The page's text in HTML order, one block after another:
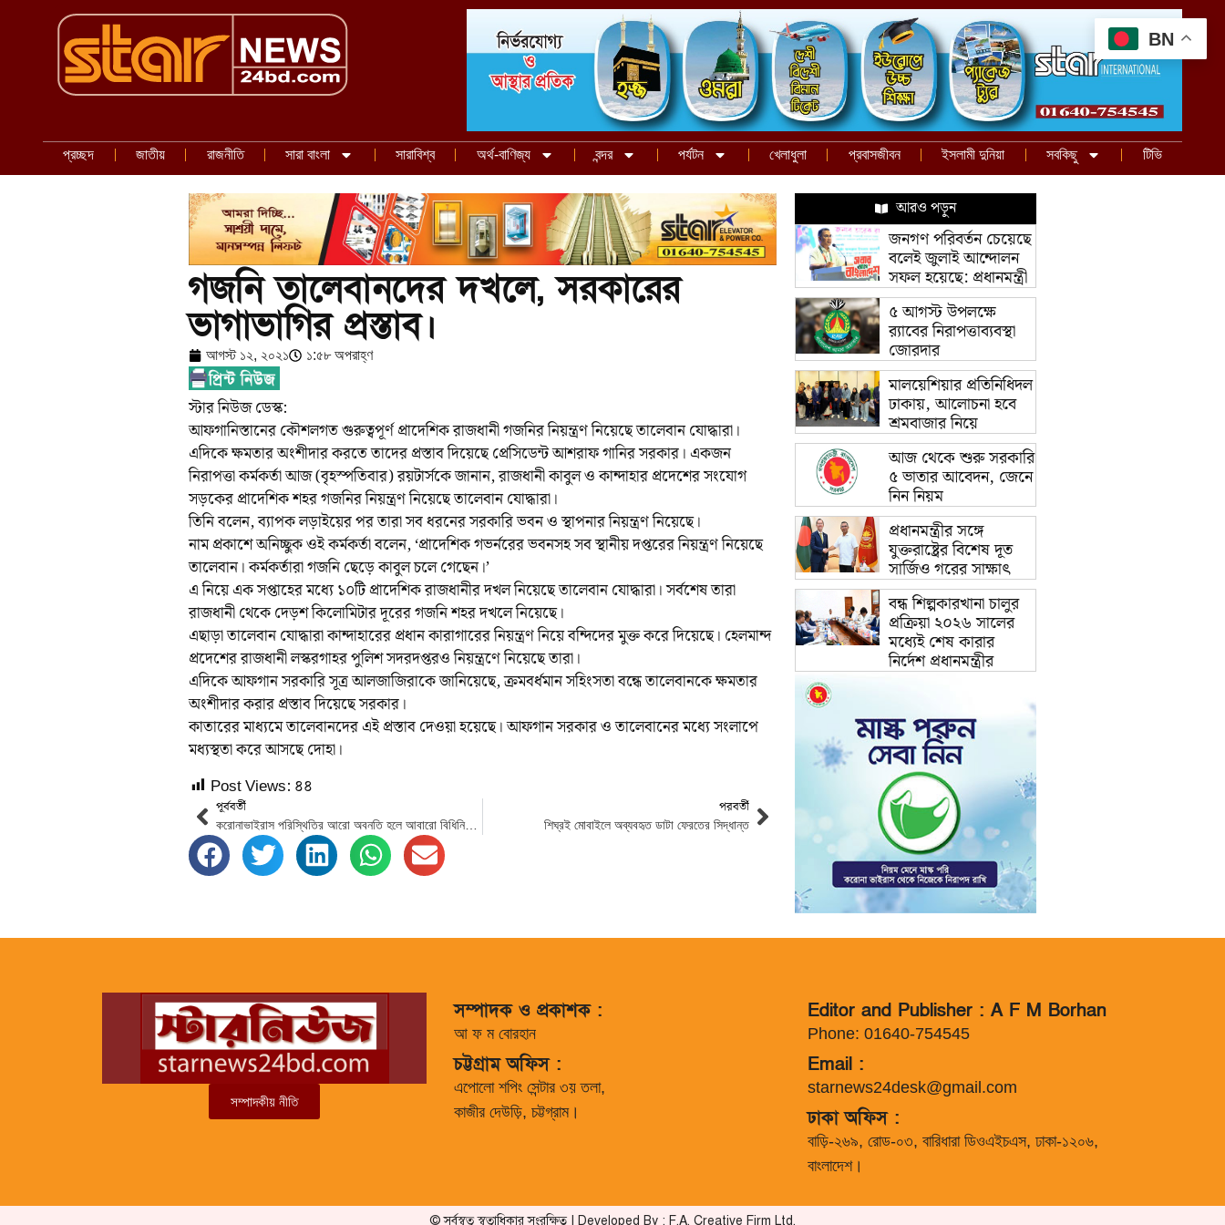
প্রচ্ছদ জাতীয় রাজনীতি সারা বাংলা সারাবিশ্ব অর্থ-বাণিজ্য বন্দর পর্যটন খেলাধুলা প্রবাসজীবন ইসলামী দুনিয়া সবকিছু টিভি
গজনি তালেবানদের দখলে, সরকারের
ভাগাভাগির প্রস্তাব।
আগস্ট ১২, ২০২১ ১:৫৮ অপরাহ্ণ
স্টার নিউজ ডেস্ক:
আফগানিস্তানের কৌশলগত গুরুত্বপূর্ণ প্রাদেশিক রাজধানী গজনির নিয়ন্ত্রণ নিয়েছে তালেবান যোদ্ধারা।
এদিকে ক্ষমতার অংশীদার করতে তাদের প্রস্তাব দিয়েছে প্রেসিডেন্ট আশরাফ গানির সরকার। একজন
নিরাপত্তা কর্মকর্তা আজ (বৃহস্পতিবার) রয়টার্সকে জানান, রাজধানী কাবুল ও কান্দাহার প্রদেশের সংযোগ
সড়কের প্রাদেশিক শহর গজনির নিয়ন্ত্রণ নিয়েছে তালেবান যোদ্ধারা।
তিনি বলেন, ব্যাপক লড়াইয়ের পর তারা সব ধরনের সরকারি ভবন ও স্থাপনার নিয়ন্ত্রণ নিয়েছে।
নাম প্রকাশে অনিচ্ছুক ওই কর্মকর্তা বলেন, ‘প্রাদেশিক গভর্নরের ভবনসহ সব স্থানীয় দপ্তরের নিয়ন্ত্রণ নিয়েছে
তালেবান। কর্মকর্তারা গজনি ছেড়ে কাবুল চলে গেছেন।’
এ নিয়ে এক সপ্তাহের মধ্যে ১০টি প্রাদেশিক রাজধানীর দখল নিয়েছে তালেবান যোদ্ধারা। সর্বশেষ তারা
রাজধানী থেকে দেড়শ কিলোমিটার দূরের গজনি শহর দখলে নিয়েছে।
এছাড়া তালেবান যোদ্ধারা কান্দাহারের প্রধান কারাগারের নিয়ন্ত্রণ নিয়ে বন্দিদের মুক্ত করে দিয়েছে। হেলমান্দ
প্রদেশের রাজধানী লস্করগাহর পুলিশ সদরদপ্তরও নিয়ন্ত্রণে নিয়েছে তারা।
এদিকে আফগান সরকারি সূত্র আলজাজিরাকে জানিয়েছে, ক্রমবর্ধমান সহিংসতা বন্ধে তালেবানকে ক্ষমতার
অংশীদার করার প্রস্তাব দিয়েছে সরকার।
কাতারের মাধ্যমে তালেবানদের এই প্রস্তাব দেওয়া হয়েছে। আফগান সরকার ও তালেবানের মধ্যে সংলাপে
মধ্যস্থতা করে আসছে দোহা।
Post Views: ৪৪
পূর্ববর্তী
করোনাভাইরাস পরিস্থিতির আরো অবনতি হলে আবারো বিধিনিষেধ দেয়া হবে।
পরবর্তী
শিঘ্রই মোবাইলে অব্যবহৃত ডাটা ফেরতের সিদ্ধান্ত
আরও পড়ুন
জনগণ পরিবর্তন চেয়েছে
বলেই জুলাই আন্দোলন
সফল হয়েছে: প্রধানমন্ত্রী
৫ আগস্ট উপলক্ষে
র‌্যাবের নিরাপত্তাব্যবস্থা
জোরদার
মালয়েশিয়ার প্রতিনিধিদল
ঢাকায়, আলোচনা হবে
শ্রমবাজার নিয়ে
আজ থেকে শুরু সরকারি
৫ ভাতার আবেদন, জেনে
নিন নিয়ম
প্রধানমন্ত্রীর সঙ্গে
যুক্তরাষ্ট্রের বিশেষ দূত
সার্জিও গরের সাক্ষাৎ
বন্ধ শিল্পকারখানা চালুর
প্রক্রিয়া ২০২৬ সালের
মধ্যেই শেষ কারার
নির্দেশ প্রধানমন্ত্রীর
সম্পাদকীয় নীতি
সম্পাদক ও প্রকাশক :
আ ফ ম বোরহান
চট্টগ্রাম অফিস :
এপোলো শপিং সেন্টার ৩য় তলা,
কাজীর দেউড়ি, চট্টগ্রাম।
Editor and Publisher : A F M Borhan
Phone: 01640-754545
Email :
starnews24desk@gmail.com
ঢাকা অফিস :
বাড়ি-২৬৯, রোড-০৩, বারিধারা ডিওএইচএস, ঢাকা-১২০৬,
বাংলাদেশ।
© সর্বস্বত্ব স্বত্বাধিকার সংরক্ষিত | Developed By : F.A. Creative Firm Ltd.
BN